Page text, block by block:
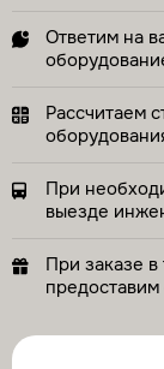
Ответим на
Рассчитаем
При
выезде
При заказе
предоставим